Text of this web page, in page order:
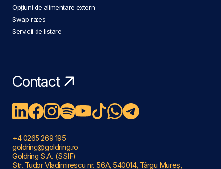
Opțiuni de alimentare extern
Swap rates
Servicii de listare
Contact
+4 0265 269 195
goldring@goldring.ro
Goldring S.A. (SSIF)
Str. Tudor Vladimirescu nr. 56A, 540014, Târgu Mureș,